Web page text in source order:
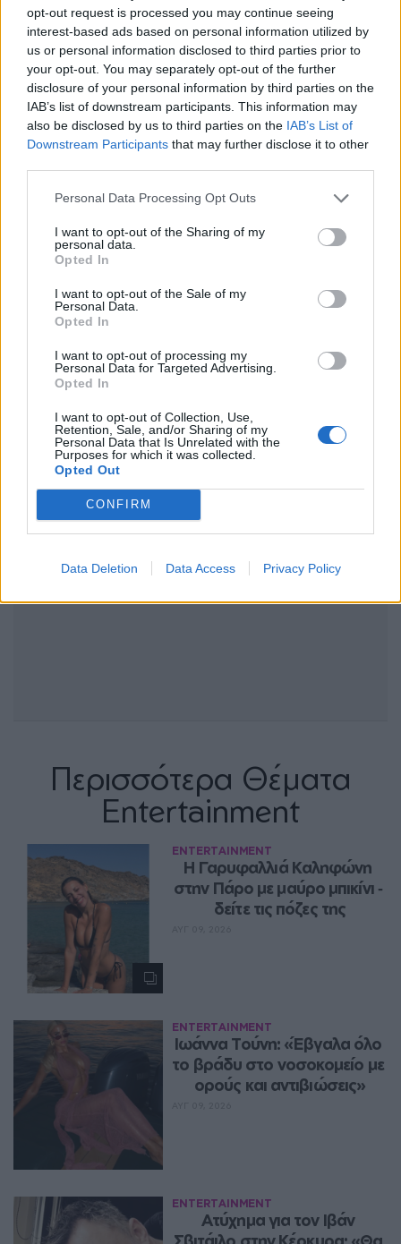
opt-out request is processed you may continue seeing
interest-based ads based on personal information utilized by
us or personal information disclosed to third parties prior to
your opt-out. You may separately opt-out of the further
disclosure of your personal information by third parties on the
IAB’s list of downstream participants. This information may
also be disclosed by us to third parties on the IAB’s List of
Downstream Participants that may further disclose it to other
Personal Data Processing Opt Outs
I want to opt-out of the Sharing of my
personal data.
Opted In
I want to opt-out of the Sale of my
Personal Data.
Opted In
I want to opt-out of processing my
Personal Data for Targeted Advertising.
Opted In
I want to opt-out of Collection, Use,
Retention, Sale, and/or Sharing of my
Personal Data that Is Unrelated with the
Purposes for which it was collected.
Opted Out
CONFIRM
Data Deletion Data Access Privacy Policy
Ακολουθήστε το Pink.gr στοGoogle News και
μάθετε πρώτοιτα πιο hot νέα.
Περισσότερα Θέματα
Entertainment
ENTERTAINMENT
Η Γαρυφαλλιά Καληφώνη
στην Πάρο με μαύρο μπικίνι ‑
δείτε τις πόζες της
ENTERTAINMENT
Ιωάννα Τούνη: «Έβγαλα όλο
το βράδυ στο νοσοκομείο με
ορούς και αντιβιώσεις»
ENTERTAINMENT
Ατύχημα για τον Ιβάν